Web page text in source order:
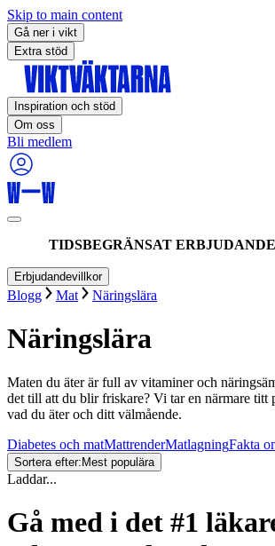
Skip to main content
Gå ner i vikt
Extra stöd
Inspiration och stöd
Om oss
Bli medlem
TIDSBEGRÄNSAT
Erbjudandevillkor
Blogg Mat Näringslära
Näringslära
Maten du äter är full av vitaminer och
det till att du blir friskare? Vi tar en närmare titt
vad du äter och ditt välmående.
Diabetes och matMattrenderMatlagningFakta
Sortera efter: Mest populära
Laddar...
Gå med i det #1